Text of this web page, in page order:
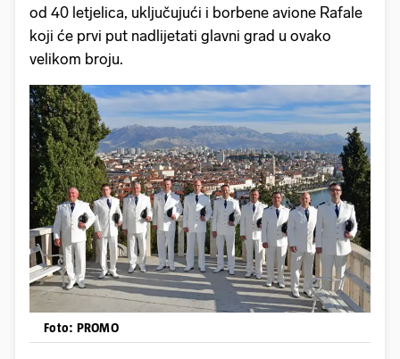
od 40 letjelica, uključujući i borbene avione Rafale
koji će prvi put nadlijetati glavni grad u ovako
velikom broju.
Foto: PROMO